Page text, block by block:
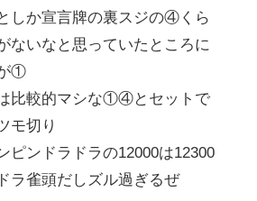
しか宣言牌の裏スジの④くら
ないなと思っていたところに
①
比較的マシな①④とセットで
モ切り
ピンドラドラの12000は12300
ラ雀頭だしズル過ぎるぜ